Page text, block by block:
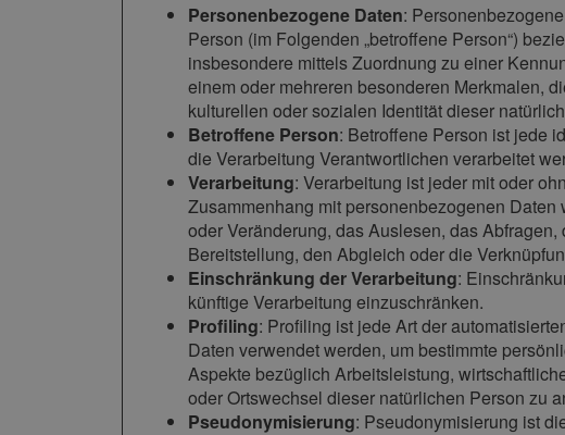
Personenbezogene Daten:
Person (im Folgenden „betroffene Person“)
insbesondere mittels Zuordnung zu einer
einem oder mehreren besonderen Merkmalen,
kulturellen oder sozialen Identität dieser
Betroffene Person: Betroffene Person ist jede
die Verarbeitung Verantwortlichen verarbeitet
Verarbeitung: Verarbeitung ist jeder mit oder
Zusammenhang mit personenbezogenen
oder Veränderung, das Auslesen, das
Bereitstellung, den Abgleich oder die
Einschränkung der Verarbeitung:
künftige Verarbeitung einzuschränken.
Profiling: Profiling ist jede Art der
Daten verwendet werden, um bestimmte
Aspekte bezüglich Arbeitsleistung,
oder Ortswechsel dieser natürlichen Person zu
Pseudonymisierung: Pseudonymisierung ist